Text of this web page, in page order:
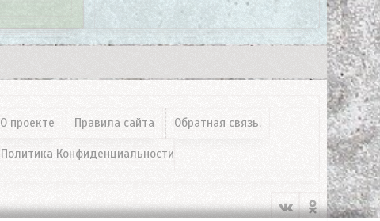
О проекте Правила сайта Обратная связь.
Политика Конфиденциальности